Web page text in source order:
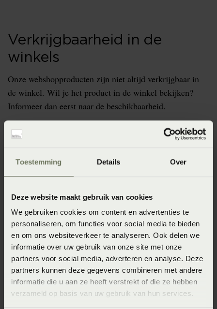
Toestemming Details Over
Deze website maakt gebruik van cookies
We gebruiken cookies om content en advertenties te
personaliseren, om functies voor social media te bieden
en om ons websiteverkeer te analyseren. Ook delen we
informatie over uw gebruik van onze site met onze
partners voor social media, adverteren en analyse. Deze
partners kunnen deze gegevens combineren met andere
informatie die u aan ze heeft verstrekt of die ze hebben
verzameld op basis van uw gebruik van hun services.
Verkrijgbaarheid in de
winkels
Onze webshopproducten zijn niet altijd verkrijgbaar in
de winkel. Wil je het product in de winkel bekijken?
Informeer dan eerst naar de beschikbaarheid.
Specificaties
Materiaal
100% katoen (Katoen)
Wasinstructie
Het is aan te bevelen om dekbedovertrekken met donkere
kleuren te wassen op maximaal 40°C en dekbedovertrekken
met lichte kleuren op maximaal 60°C. Was binnenstebuiten